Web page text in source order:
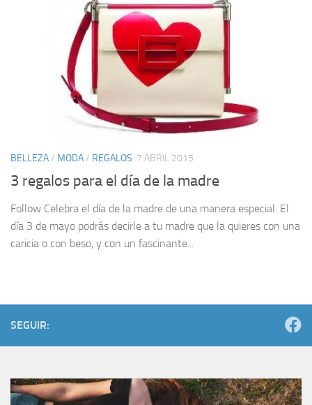
BELLEZA/ MODA/ REGALOS 7 ABRIL 2015
3 regalos para el día de la madre
Follow Celebra el día de la madre de una manera especial. El
día 3 de mayo podrás decirle a tu madre que la quieres con una
caricia o con beso, y con un fascinante...
SEGUIR: